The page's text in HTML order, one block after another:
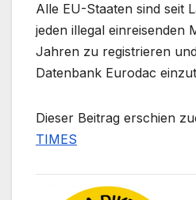
Alle EU-Staaten sind seit
jeden illegal einreisenden
Jahren zu registrieren
Datenbank Eurodac
Dieser Beitrag erschien
TIMES